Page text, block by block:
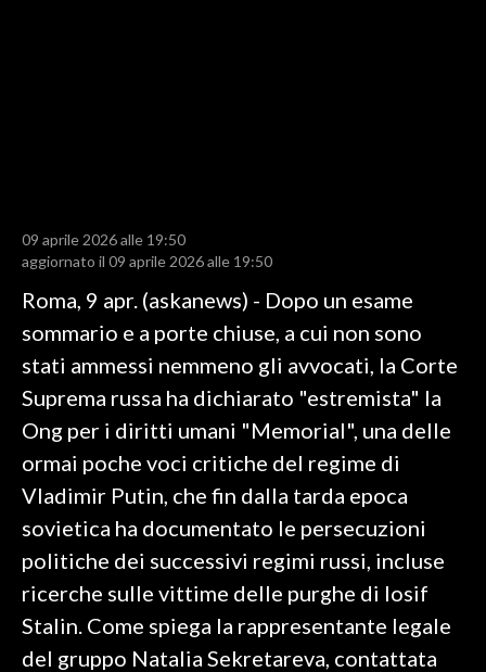
CALCIO
CALCIO REGIONALE
BASKET
VOLLEY
MOTORI
TENNIS
ALTRI SPORT
SPETTACOLI
GOSSIP
SALUTE
09 aprile 2026 alle 19:50
aggiornato il 09 aprile 2026 alle 19:50
Roma, 9 apr. (askanews) - Dopo un esame
sommario e a porte chiuse, a cui non sono
stati ammessi nemmeno gli avvocati, la Corte
Suprema russa ha dichiarato "estremista" la
Ong per i diritti umani "Memorial", una delle
ormai poche voci critiche del regime di
Vladimir Putin, che fin dalla tarda epoca
sovietica ha documentato le persecuzioni
politiche dei successivi regimi russi, incluse
ricerche sulle vittime delle purghe di Iosif
Stalin. Come spiega la rappresentante legale
del gruppo Natalia Sekretareva, contattata